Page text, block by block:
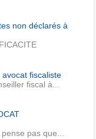
non déclarés à
fiscaliste
fiscal à...
pas que...